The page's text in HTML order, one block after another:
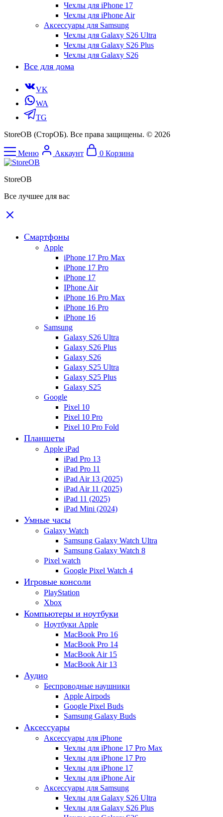
Чехлы для iPhone 17
Чехлы для iPhone Air
Аксессуары для Samsung
Чехлы для Galaxy S26 Ultra
Чехлы для Galaxy S26 Plus
Чехлы для Galaxy S26
Все для дома
VK
WA
TG
StoreOB (CторОБ). Все права защищены. © 2026
Меню Аккаунт 0 Корзина
StoreOB
Все лучшее для вас
Смартфоны
Apple
iPhone 17 Pro Max
iPhone 17 Pro
iPhone 17
IPhone Air
iPhone 16 Pro Max
iPhone 16 Pro
iPhone 16
Samsung
Galaxy S26 Ultra
Galaxy S26 Plus
Galaxy S26
Galaxy S25 Ultra
Galaxy S25 Plus
Galaxy S25
Google
Pixel 10
Pixel 10 Pro
Pixel 10 Pro Fold
Планшеты
Apple iPad
iPad Pro 13
iPad Pro 11
iPad Air 13 (2025)
iPad Air 11 (2025)
iPad 11 (2025)
iPad Mini (2024)
Умные часы
Galaxy Watch
Samsung Galaxy Watch Ultra
Samsung Galaxy Watch 8
Pixel watch
Google Pixel Watch 4
Игровые консоли
PlayStation
Xbox
Компьютеры и ноутбуки
Ноутбуки Apple
MacBook Pro 16
MacBook Pro 14
MacBook Air 15
MacBook Air 13
Аудио
Беспроводные наушники
Apple Airpods
Google Pixel Buds
Samsung Galaxy Buds
Аксессуары
Аксессуары для iPhone
Чехлы для iPhone 17 Pro Max
Чехлы для iPhone 17 Pro
Чехлы для iPhone 17
Чехлы для iPhone Air
Аксессуары для Samsung
Чехлы для Galaxy S26 Ultra
Чехлы для Galaxy S26 Plus